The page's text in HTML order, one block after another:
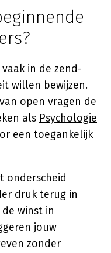
in de zend-
willen bewijzen.
open vragen de
als Psychologie
een toegankelijk
onderscheid
druk terug in
winst in
jouw
zonder